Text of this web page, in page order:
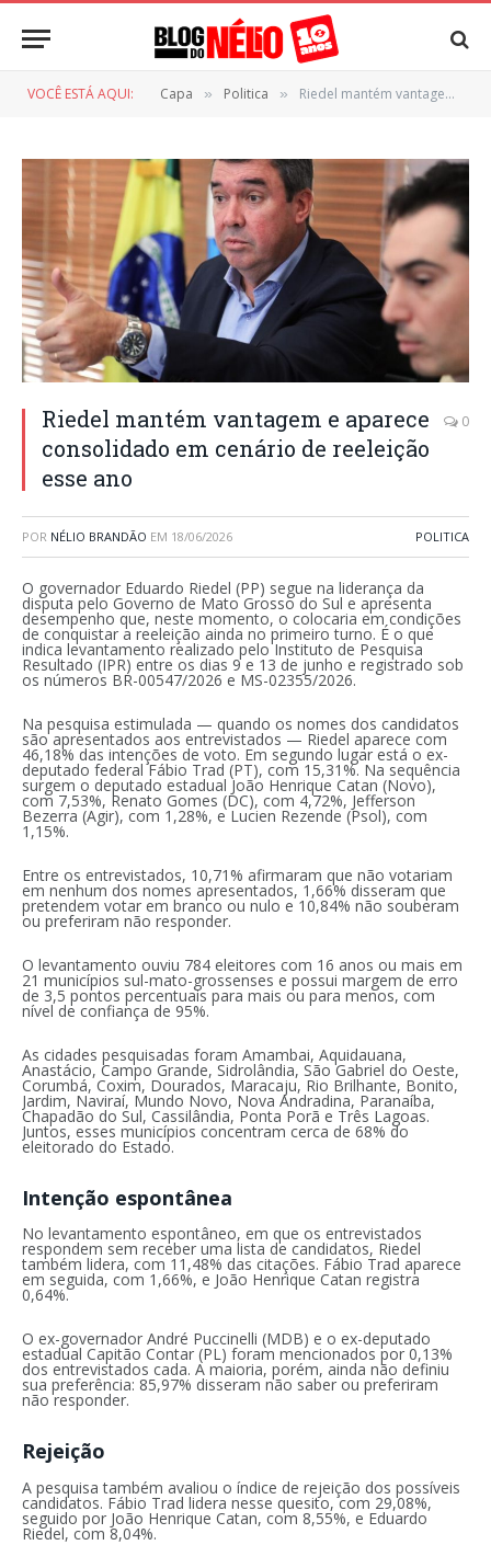
VOCÊ ESTÁ AQUI: Capa » Politica » Riedel mantém vantagem e aparece consolidado em cenário de reeleição esse ano
Riedel mantém vantagem e aparece
consolidado em cenário de reeleição
esse ano
0
POR NÉLIO BRANDÃO EM 18/06/2026 POLITICA
O governador Eduardo Riedel (PP) segue na liderança da
disputa pelo Governo de Mato Grosso do Sul e apresenta
desempenho que, neste momento, o colocaria em condições
de conquistar a reeleição ainda no primeiro turno. É o que
indica levantamento realizado pelo Instituto de Pesquisa
Resultado (IPR) entre os dias 9 e 13 de junho e registrado sob
os números BR-00547/2026 e MS-02355/2026.
Na pesquisa estimulada — quando os nomes dos candidatos
são apresentados aos entrevistados — Riedel aparece com
46,18% das intenções de voto. Em segundo lugar está o ex-
deputado federal Fábio Trad (PT), com 15,31%. Na sequência
surgem o deputado estadual João Henrique Catan (Novo),
com 7,53%, Renato Gomes (DC), com 4,72%, Jefferson
Bezerra (Agir), com 1,28%, e Lucien Rezende (Psol), com
1,15%.
Entre os entrevistados, 10,71% afirmaram que não votariam
em nenhum dos nomes apresentados, 1,66% disseram que
pretendem votar em branco ou nulo e 10,84% não souberam
ou preferiram não responder.
O levantamento ouviu 784 eleitores com 16 anos ou mais em
21 municípios sul-mato-grossenses e possui margem de erro
de 3,5 pontos percentuais para mais ou para menos, com
nível de confiança de 95%.
As cidades pesquisadas foram Amambai, Aquidauana,
Anastácio, Campo Grande, Sidrolândia, São Gabriel do Oeste,
Corumbá, Coxim, Dourados, Maracaju, Rio Brilhante, Bonito,
Jardim, Naviraí, Mundo Novo, Nova Andradina, Paranaíba,
Chapadão do Sul, Cassilândia, Ponta Porã e Três Lagoas.
Juntos, esses municípios concentram cerca de 68% do
eleitorado do Estado.
Intenção espontânea
No levantamento espontâneo, em que os entrevistados
respondem sem receber uma lista de candidatos, Riedel
também lidera, com 11,48% das citações. Fábio Trad aparece
em seguida, com 1,66%, e João Henrique Catan registra
0,64%.
O ex-governador André Puccinelli (MDB) e o ex-deputado
estadual Capitão Contar (PL) foram mencionados por 0,13%
dos entrevistados cada. A maioria, porém, ainda não definiu
sua preferência: 85,97% disseram não saber ou preferiram
não responder.
Rejeição
A pesquisa também avaliou o índice de rejeição dos possíveis
candidatos. Fábio Trad lidera nesse quesito, com 29,08%,
seguido por João Henrique Catan, com 8,55%, e Eduardo
Riedel, com 8,04%.